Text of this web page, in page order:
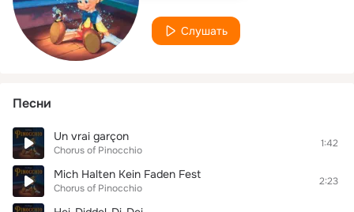
Слушать
Песни
Un vrai garçon
Chorus of Pinocchio
1:42
Mich Halten Kein Faden Fest
Chorus of Pinocchio
2:23